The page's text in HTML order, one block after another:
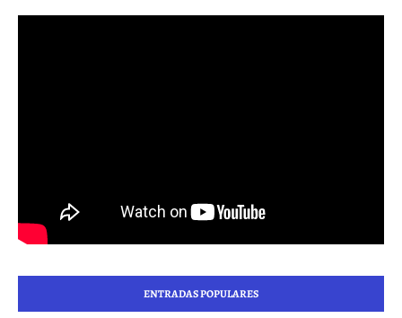
ENTRADAS POPULARES